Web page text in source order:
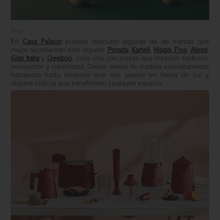
En Casa Palaciopuedes descubrir algunas de las marcas que
mejor representan este legado:
Porada, Kartell , Magis, Flos, Alessi ,
Glas Italiay Qeeboo, cada una con piezas que mezclan tradición,
innovación y creatividad. Desde mesas de madera exquisitamente
trabajadas hasta lámparas que son poesía en forma de luz y
objetos lúdicos que transforman cualquier espacio.